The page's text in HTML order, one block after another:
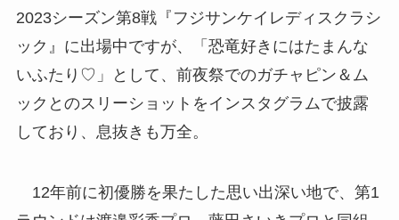
2023シーズン第8戦『フジサンケイレディスクラシ
ック』に出場中ですが、「恐竜好きにはたまんな
いふたり♡」として、前夜祭でのガチャピン＆ム
ックとのスリーショットをインスタグラムで披露
しており、息抜きも万全。
12年前に初優勝を果たした思い出深い地で、第1